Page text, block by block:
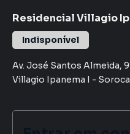
Residencial Villagio
Indisponível
Av. José Santos Almeida,
Villagio Ipanema I -